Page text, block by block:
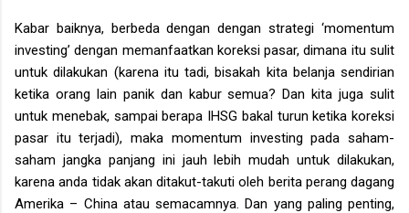
Kabar baiknya, berbeda dengan dengan strategi ‘momentum
investing’ dengan memanfaatkan koreksi pasar, dimana itu sulit
untuk dilakukan (karena itu tadi, bisakah kita belanja sendirian
ketika orang lain panik dan kabur semua? Dan kita juga sulit
untuk menebak, sampai berapa IHSG bakal turun ketika koreksi
pasar itu terjadi), maka momentum investing pada saham-
saham jangka panjang ini jauh lebih mudah untuk dilakukan,
karena anda tidak akan ditakut-takuti oleh berita perang dagang
Amerika – China atau semacamnya. Dan yang paling penting,